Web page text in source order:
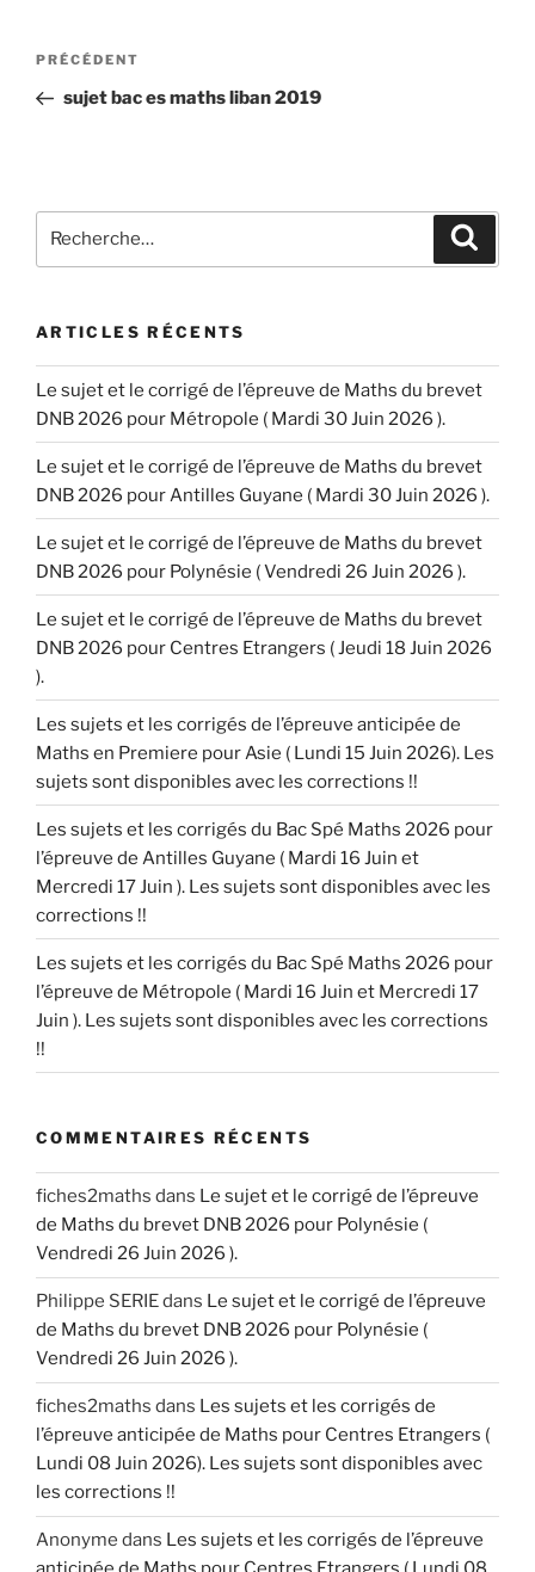
Navigation
l’article
Article
précédent
PRÉCÉDENT
sujet bac es maths liban 2019
pour
ARTICLES RÉCENTS
Le sujet et le corrigé de l’épreuve de Maths du brevet
DNB 2026 pour Métropole ( Mardi 30 Juin 2026 ).
Le sujet et le corrigé de l’épreuve de Maths du brevet
DNB 2026 pour Antilles Guyane ( Mardi 30 Juin 2026 ).
Le sujet et le corrigé de l’épreuve de Maths du brevet
DNB 2026 pour Polynésie ( Vendredi 26 Juin 2026 ).
Le sujet et le corrigé de l’épreuve de Maths du brevet
DNB 2026 pour Centres Etrangers ( Jeudi 18 Juin 2026
).
Les sujets et les corrigés de l’épreuve anticipée de
Maths en Premiere pour Asie ( Lundi 15 Juin 2026). Les
sujets sont disponibles avec les corrections !!
Les sujets et les corrigés du Bac Spé Maths 2026 pour
l’épreuve de Antilles Guyane ( Mardi 16 Juin et
Mercredi 17 Juin ). Les sujets sont disponibles avec les
corrections !!
Les sujets et les corrigés du Bac Spé Maths 2026 pour
l’épreuve de Métropole ( Mardi 16 Juin et Mercredi 17
Juin ). Les sujets sont disponibles avec les corrections
!!
COMMENTAIRES RÉCENTS
fiches2maths dans Le sujet et le corrigé de l’épreuve
de Maths du brevet DNB 2026 pour Polynésie (
Vendredi 26 Juin 2026 ).
Philippe SERIEdans Le sujet et le corrigé de l’épreuve
de Maths du brevet DNB 2026 pour Polynésie (
Vendredi 26 Juin 2026 ).
fiches2maths dans Les sujets et les corrigés de
l’épreuve anticipée de Maths pour Centres Etrangers (
Lundi 08 Juin 2026). Les sujets sont disponibles avec
les corrections !!
Anonyme dans Les sujets et les corrigés de l’épreuve